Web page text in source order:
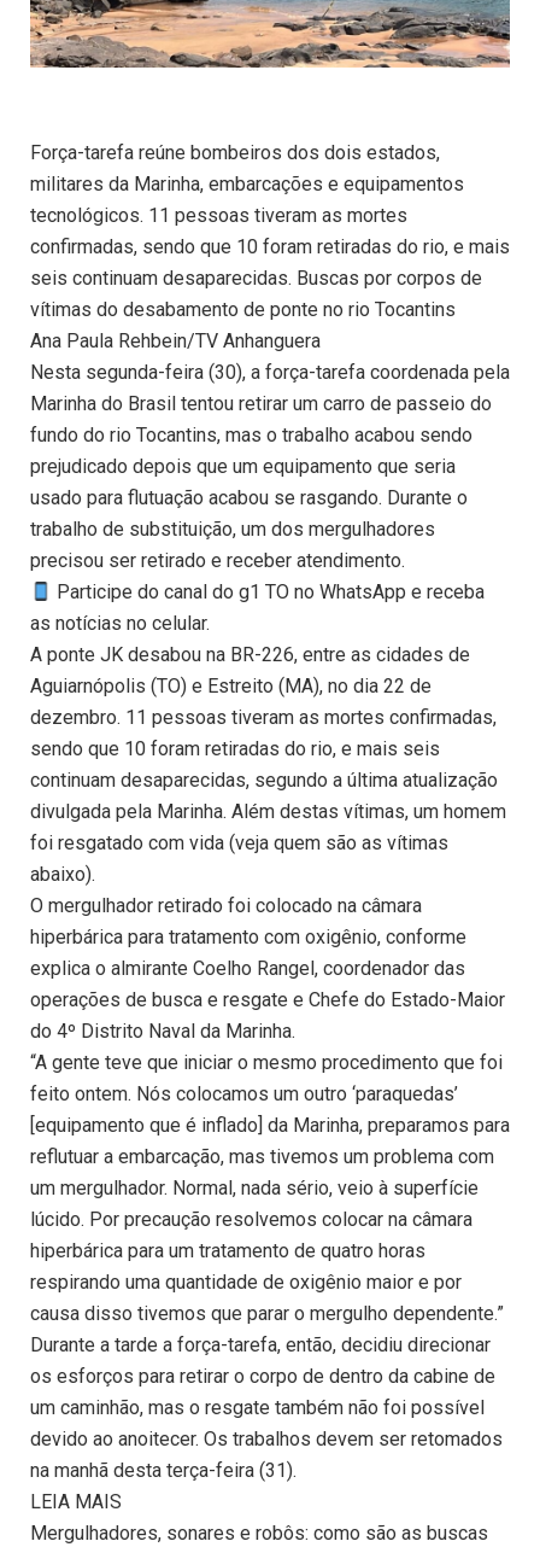
Força-tarefa reúne bombeiros dos dois estados,
militares da Marinha, embarcações e equipamentos
tecnológicos. 11 pessoas tiveram as mortes
confirmadas, sendo que 10 foram retiradas do rio, e mais
seis continuam desaparecidas. Buscas por corpos de
vítimas do desabamento de ponte no rio Tocantins
Ana Paula Rehbein/TV Anhanguera
Nesta segunda-feira (30), a força-tarefa coordenada pela
Marinha do Brasil tentou retirar um carro de passeio do
fundo do rio Tocantins, mas o trabalho acabou sendo
prejudicado depois que um equipamento que seria
usado para flutuação acabou se rasgando. Durante o
trabalho de substituição, um dos mergulhadores
precisou ser retirado e receber atendimento.
Participe do canal do g1 TO no WhatsApp e receba
as notícias no celular.
A ponte JK desabou na BR-226, entre as cidades de
Aguiarnópolis (TO) e Estreito (MA), no dia 22 de
dezembro. 11 pessoas tiveram as mortes confirmadas,
sendo que 10 foram retiradas do rio, e mais seis
continuam desaparecidas, segundo a última atualização
divulgada pela Marinha. Além destas vítimas, um homem
foi resgatado com vida (veja quem são as vítimas
abaixo).
O mergulhador retirado foi colocado na câmara
hiperbárica para tratamento com oxigênio, conforme
explica o almirante Coelho Rangel, coordenador das
operações de busca e resgate e Chefe do Estado-Maior
do 4º Distrito Naval da Marinha.
“A gente teve que iniciar o mesmo procedimento que foi
feito ontem. Nós colocamos um outro ‘paraquedas’
[equipamento que é inflado] da Marinha, preparamos para
reflutuar a embarcação, mas tivemos um problema com
um mergulhador. Normal, nada sério, veio à superfície
lúcido. Por precaução resolvemos colocar na câmara
hiperbárica para um tratamento de quatro horas
respirando uma quantidade de oxigênio maior e por
causa disso tivemos que parar o mergulho dependente.”
Durante a tarde a força-tarefa, então, decidiu direcionar
os esforços para retirar o corpo de dentro da cabine de
um caminhão, mas o resgate também não foi possível
devido ao anoitecer. Os trabalhos devem ser retomados
na manhã desta terça-feira (31).
LEIA MAIS
Mergulhadores, sonares e robôs: como são as buscas